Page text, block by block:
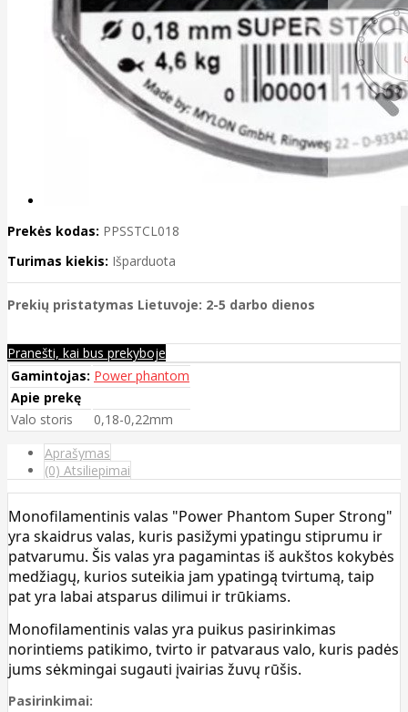
Prekės kodas: PPSSTCL018
Turimas kiekis: Išparduota
Prekių pristatymas Lietuvoje: 2-5 darbo dienos
Pranešti, kai bus prekyboje
Gamintojas: Power phantom
Apie prekę
Valo storis
0,18-0,22mm
Aprašymas
(0) Atsiliepimai
Monofilamentinis valas "Power Phantom Super Strong"
yra skaidrus valas, kuris pasižymi ypatingu stiprumu ir
patvarumu. Šis valas yra pagamintas iš aukštos kokybės
medžiagų, kurios suteikia jam ypatingą tvirtumą, taip
pat yra labai atsparus dilimui ir trūkiams.
Monofilamentinis valas yra puikus pasirinkimas
norintiems patikimo, tvirto ir patvaraus valo, kuris padės
jums sėkmingai sugauti įvairias žuvų rūšis.
Pasirinkimai: